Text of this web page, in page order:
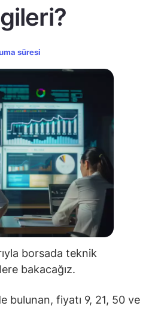
süresi
borsada teknik
bakacağız.
bulunan, fiyatı 9, 21, 50 ve